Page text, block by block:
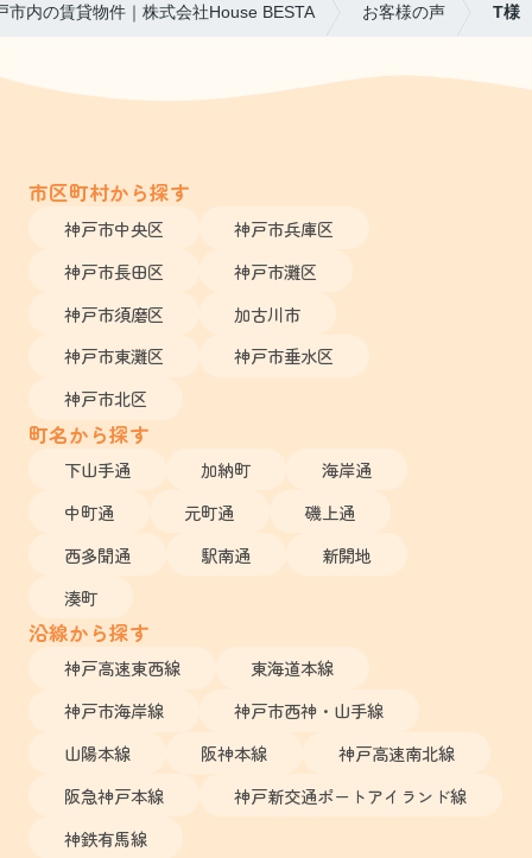
市内の賃貸物件｜株式会社House BESTA お客様の声 T様
市区町村から探す
神戸市中央区
神戸市兵庫区
神戸市長田区
神戸市灘区
神戸市須磨区
加古川市
神戸市東灘区
神戸市垂水区
神戸市北区
町名から探す
下山手通 加納町
海岸通
中町通
元町通
磯上通
西多聞通
駅南通
新開地
湊町
沿線から探す
神戸高速東西線
東海道本線
神戸市海岸線
神戸市西神・山手線
山陽本線
阪神本線
神戸高速南北線
阪急神戸本線
神戸新交通ポートアイランド線
神鉄有馬線